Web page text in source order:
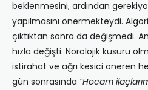
beklenmesini, ardından
yapılmasını önermekteydi.
çıktıktan sonra da değişmedi.
hızla değişti. Nörolojik kusuru
istirahat ve ağrı kesici öneren
gün sonrasında “Hocam